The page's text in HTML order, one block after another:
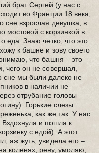
брат Сергей (у нас с
во Франции 18 века,
сне взрослая девушка, в
мостовой с корзинкой в
еда. Знаю четко, что это
к башне и зову своего
что башня – это
чего он не совершал,
сне мы были далеко не
в наличии не
отрубание головы
Горькие слезы
как же так. У нас
Вздохнула и пошла к
с едой). А этот
аж жуть, увидела его –
коленях, реву, умоляю,